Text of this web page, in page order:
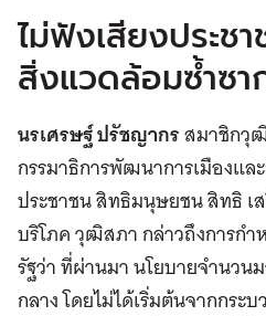
ไม่ฟังเสียงประช
สิ่งแวดล้อมซ้ำซา
นรเศรษฐ์ ปรัชญากรสมาชิกวุ
กรรมาธิการพัฒนาการเมืองแล
ประชาชน สิทธิมนุษยชน สิทธิ เ
บริโภค วุฒิสภา กล่าวถึงการก
รัฐว่า ที่ผ่านมา นโยบายจำนว
กลาง โดยไม่ได้เริ่มต้นจากกระ